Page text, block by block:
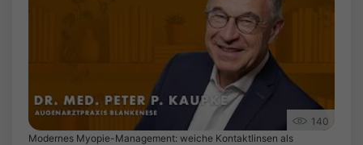
140
Modernes Myopie-Management: weiche Kontaktlinsen als